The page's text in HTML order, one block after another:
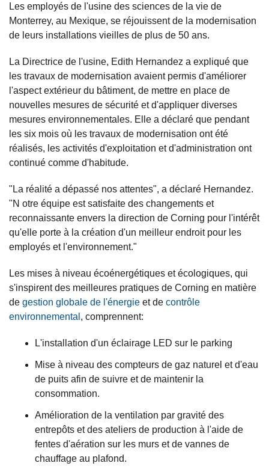
Les employés de l'usine des sciences de la vie de
Monterrey, au Mexique, se réjouissent de la modernisation
de leurs installations vieilles de plus de 50 ans.
La Directrice de l'usine, Edith Hernandez a expliqué que
les travaux de modernisation avaient permis d'améliorer
l'aspect extérieur du bâtiment, de mettre en place de
nouvelles mesures de sécurité et d'appliquer diverses
mesures environnementales. Elle a déclaré que pendant
les six mois où les travaux de modernisation ont été
réalisés, les activités d'exploitation et d'administration ont
continué comme d'habitude.
"La réalité a dépassé nos attentes", a déclaré Hernandez.
"N otre équipe est satisfaite des changements et
reconnaissante envers la direction de Corning pour l'intérêt
qu'elle porte à la création d'un meilleur endroit pour les
employés et l'environnement."
Les mises à niveau écoénergétiques et écologiques, qui
s'inspirent des meilleures pratiques de Corning en matière
de gestion globale de l'énergie et de contrôle
environnemental , comprennent:
L'installation d'un éclairage LED sur le parking
Mise à niveau des compteurs de gaz naturel et d'eau
de puits afin de suivre et de maintenir la
consommation.
Amélioration de la ventilation par gravité des
entrepôts et des ateliers de production à l'aide de
fentes d'aération sur les murs et de vannes de
chauffage au plafond.